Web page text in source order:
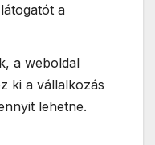
a
a weboldal
ki a vállalkozás
lehetne.